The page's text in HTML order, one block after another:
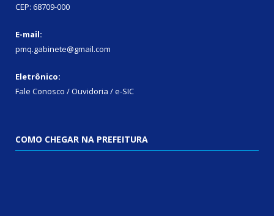
CEP: 68709-000
E-mail:
pmq.gabinete@gmail.com
Eletrônico:
Fale Conosco / Ouvidoria / e-SIC
COMO CHEGAR NA PREFEITURA